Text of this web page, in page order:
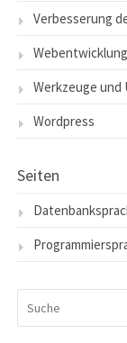
Verbesserung
Webentwicklung
Werkzeuge und
Wordpress
Seiten
NACH: